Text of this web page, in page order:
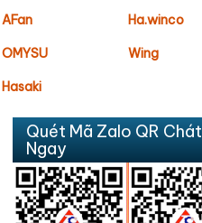
AFan Ha.winco
OMYSU Wing
Hasaki
Quét Mã Zalo QR Chát
Ngay